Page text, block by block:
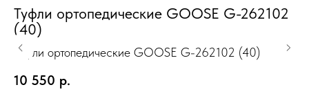
Туфли ортопедические GOOSE G-262102
(40)
Туфли ортопедические GOOSE G-262102 (40)
10 550 р.